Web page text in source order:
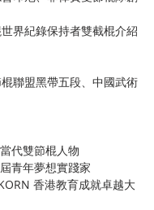
界紀錄保持者雙截棍介紹
聯盟黑帶五段、中國武術
代雙節棍人物
青年夢想實踐家
香港教育成就卓越大